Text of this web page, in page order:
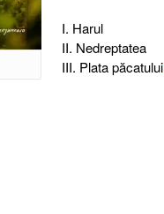
I. Harul
II. Nedreptatea
III. Plata păcatului